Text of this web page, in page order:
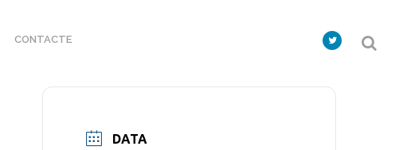
CONTACTE
DATA